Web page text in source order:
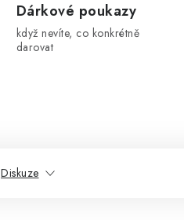
Dárkové poukazy
když nevíte, co konkrétně
darovat
Diskuze